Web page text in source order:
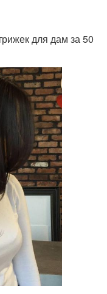
для дам за 50